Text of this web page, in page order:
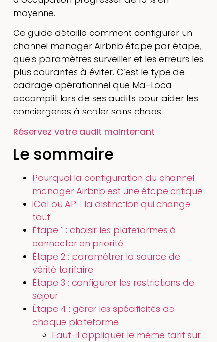
moyenne.
Ce guide détaille comment configurer un
channel manager Airbnb étape par étape,
quels paramètres surveiller et les erreurs les
plus courantes à éviter. C’est le type de
cadrage opérationnel que Ma-Loca
accomplit lors de ses audits pour aider les
conciergeries à scaler sans chaos.
Réservez votre audit maintenant
Le sommaire
Pourquoi la configuration du channel
manager Airbnb est une étape critique
iCal ou API : la distinction qui change
tout
Étape 1 : choisir les plateformes à
connecter en priorité
Étape 2 : paramétrer la source de
vérité tarifaire
Étape 3 : configurer les restrictions de
séjour
Étape 4 : gérer les spécificités de
chaque plateforme
Faut-il appliquer le même tarif sur